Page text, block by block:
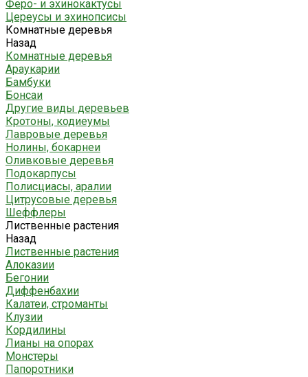
Феро- и эхинокактусы
Цереусы и эхинопсисы
Комнатные деревья
Назад
Комнатные деревья
Араукарии
Бамбуки
Бонсаи
Другие виды деревьев
Кротоны, кодиеумы
Лавровые деревья
Нолины, бокарнеи
Оливковые деревья
Подокарпусы
Полисциасы, аралии
Цитрусовые деревья
Шеффлеры
Лиственные растения
Назад
Лиственные растения
Алоказии
Бегонии
Диффенбахии
Калатеи, строманты
Клузии
Кордилины
Лианы на опорах
Монстеры
Папоротники